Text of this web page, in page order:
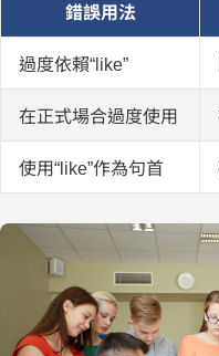
錯誤用法
過度依賴“like”
在正式場合過度使用
使用“like”作為句首